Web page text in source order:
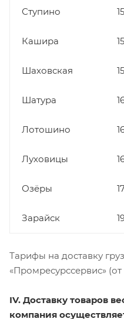
Ступино
Кашира
Шаховская
Шатура
Лотошино
Луховицы
Озёры
Зарайск
Тарифы на доставку
«Промресурссервис» (от
IV. Доставку товаров
компания